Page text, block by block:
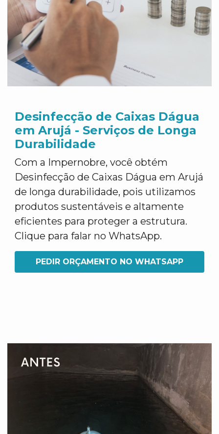
Desinfecção de Caixas Dágua
em Arujá - Serviços de Longa
Durabilidade
Com a Impernobre, você obtém
Desinfecção de Caixas Dágua em Arujá
de longa durabilidade, pois utilizamos
produtos sustentáveis e altamente
eficientes para proteger a estrutura.
Clique para falar no WhatsApp.
PEDIR ORÇAMENTO NO WHATSAPP